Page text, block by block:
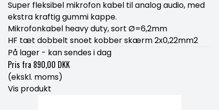
Super fleksibel mikrofon kabel til analog audio, med
ekstra kraftig gummi kappe.
Mikrofonkabel heavy duty, sort Ø=6,2mm
HF tæt dobbelt snoet kobber skærm 2x0,22mm2
På lager - kan sendes i dag
Pris fra 890,00 DKK
(ekskl. moms)
Vis produkt